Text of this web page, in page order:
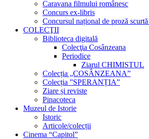
Caravana filmului românesc
Concurs ex-libris
Concursul național de proză
COLECŢII
Biblioteca digitală
Colecţia Cosânzeana
Periodice
Ziarul CHIMISTUL
Colecția „COSÂNZEANA”
Colecția ”SPERANȚIA”
Ziare și reviste
Pinacoteca
Muzeul de Istorie
Istoric
Articole/colecții
Cinema “Capitol”